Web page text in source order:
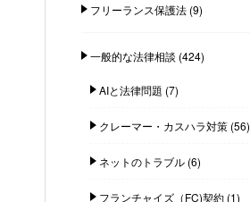
フリーランス保護法(9)
一般的な法律相談 (424)
AIと法律問題 (7)
クレーマー・カスハラ対策(56)
ネットのトラブル(6)
フランチャイズ（FC)契約(1)